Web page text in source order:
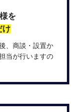
を
け
、商談・設置か
当が行いますの